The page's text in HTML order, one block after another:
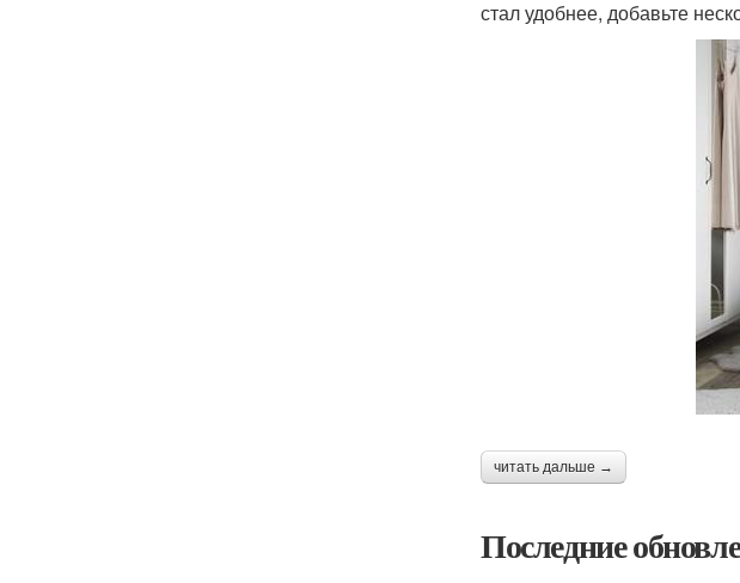
стал удобнее, добавьте
читать дальше →
Последние